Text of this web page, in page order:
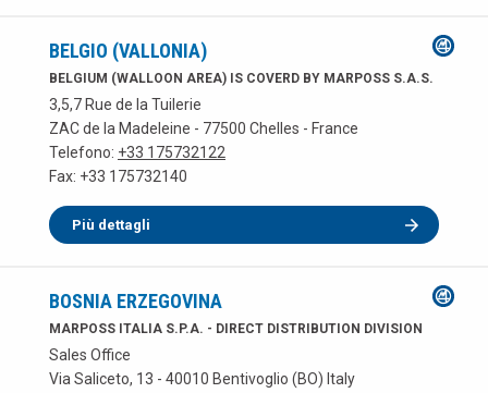
BELGIO (VALLONIA)
BELGIUM (WALLOON AREA) IS COVERD BY MARPOSS S.A.S.
3,5,7 Rue de la Tuilerie
ZAC de la Madeleine - 77500 Chelles - France
Telefono: +33 175732122
Fax: +33 175732140
Più dettagli
BOSNIA ERZEGOVINA
MARPOSS ITALIA S.P.A. - DIRECT DISTRIBUTION DIVISION
Sales Office
Via Saliceto, 13 - 40010 Bentivoglio (BO) Italy